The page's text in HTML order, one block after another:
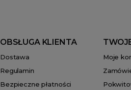
OBSŁUGA KLIENTA
Dostawa
Regulamin
Bezpieczne płatności
Moje